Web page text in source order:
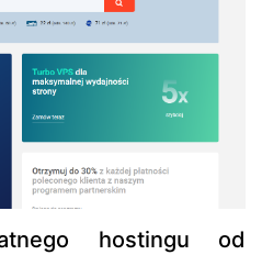
hostingu od